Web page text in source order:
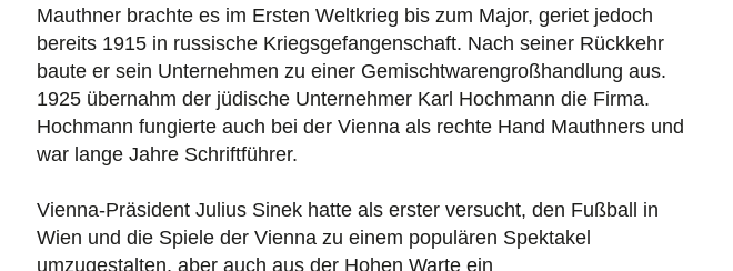
Mauthner brachte es im Ersten Weltkrieg bis zum Major, geriet jedoch
bereits 1915 in russische Kriegsgefangenschaft. Nach seiner Rückkehr
baute er sein Unternehmen zu einer Gemischtwarengroßhandlung aus.
1925 übernahm der jüdische Unternehmer Karl Hochmann die Firma.
Hochmann fungierte auch bei der Vienna als rechte Hand Mauthners und
war lange Jahre Schriftführer.
Vienna-Präsident Julius Sinek hatte als erster versucht, den Fußball in
Wien und die Spiele der Vienna zu einem populären Spektakel
umzugestalten, aber auch aus der Hohen Warte ein